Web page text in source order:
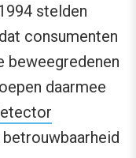
stelden
consumenten
beweegredenen
daarmee